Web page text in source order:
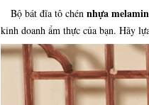
Bộ bát đĩa tô chénnhựa
kinh doanh ẩm thực của bạn. Hãy